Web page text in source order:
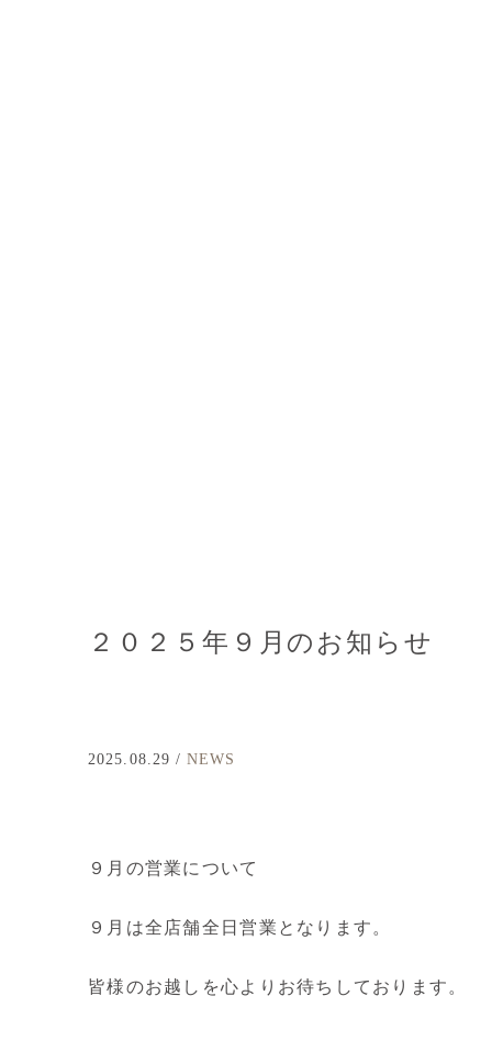
２０２５年９月のお知らせ
2025.08.29 / NEWS
９月の営業について
９月は全店舗全日営業となります。
皆様のお越しを心よりお待ちしております。